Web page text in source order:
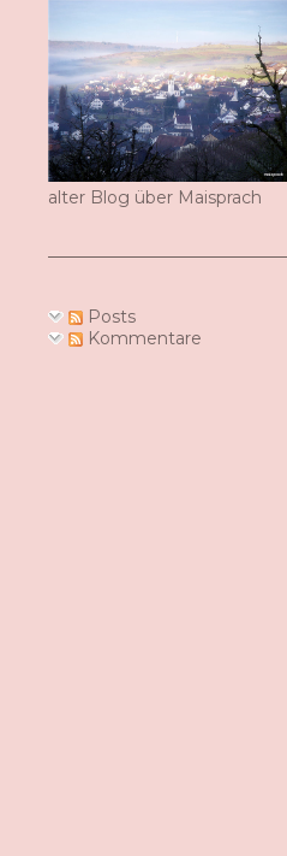
alter Blog über Maisprach
Posts
Kommentare